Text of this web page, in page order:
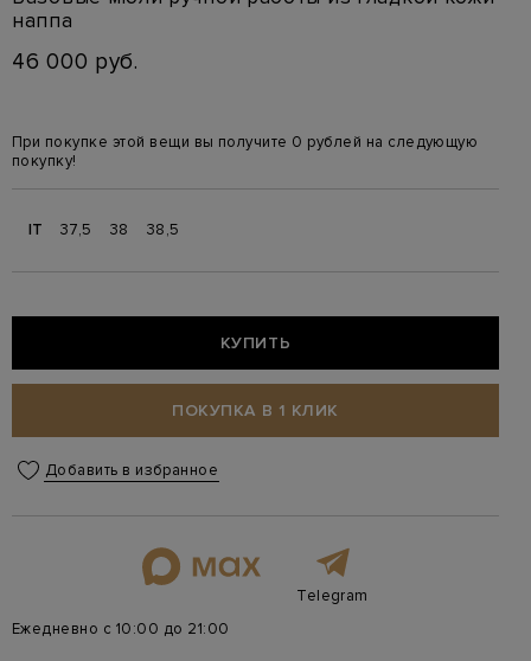
наппа
46 000 руб.
При покупке этой вещи вы получите 0 рублей на следующую
покупку!
IT 37,5 38 38,5
КУПИТЬ
ПОКУПКА В 1 КЛИК
Добавить в избранное
Telegram
Ежедневно с 10:00 до 21:00